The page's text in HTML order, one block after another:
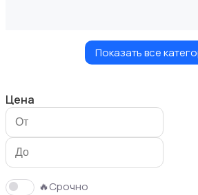
Игровые приставки
Показать все
Цена
🔥Срочно